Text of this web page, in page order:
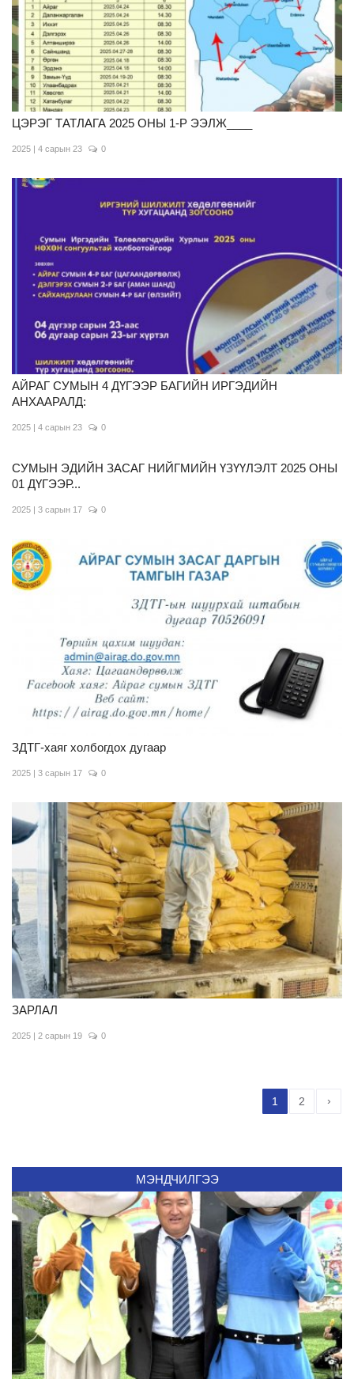
ЦЭРЭГ ТАТЛАГА 2025 ОНЫ 1-Р ЭЭЛЖ____
2025 | 4 сарын 23 0
АЙРАГ СУМЫН 4 ДҮГЭЭР БАГИЙН ИРГЭДИЙН
АНХААРАЛД:
2025 | 4 сарын 23 0
СУМЫН ЭДИЙН ЗАСАГ НИЙГМИЙН ҮЗҮҮЛЭЛТ 2025 ОНЫ
01 ДҮГЭЭР...
2025 | 3 сарын 17 0
ЗДТГ-хаяг холбогдох дугаар
2025 | 3 сарын 17 0
ЗАРЛАЛ
2025 | 2 сарын 19 0
1 2 ›
МЭНДЧИЛГЭЭ